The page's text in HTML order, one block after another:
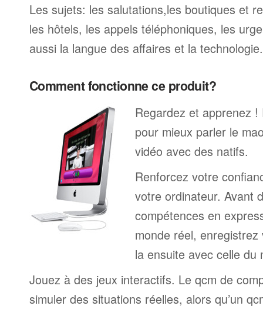
Les sujets: les salutations,les boutiques et
les hôtels, les appels téléphoniques, les
aussi la langue des affaires et la technologie.
Comment fonctionne ce produit?
Regardez et apprenez
pour mieux parler le
vidéo avec des natifs.
Renforcez votre
votre ordinateur. Avant
compétences en
monde réel,
la ensuite avec celle du
Jouez à des jeux interactifs. Le qcm de
simuler des situations réelles, alors qu’un